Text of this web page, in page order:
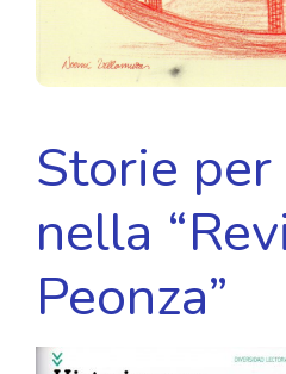
Storie
nella
Peonza”